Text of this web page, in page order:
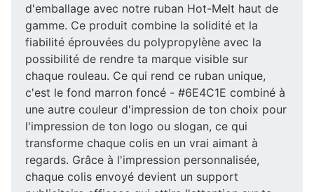
d'emballage avec notre ruban Hot-Melt haut de
gamme. Ce produit combine la solidité et la
fiabilité éprouvées du polypropylène avec la
possibilité de rendre ta marque visible sur
chaque rouleau. Ce qui rend ce ruban unique,
c'est le fond marron foncé - #6E4C1E combiné à
une autre couleur d'impression de ton choix pour
l'impression de ton logo ou slogan, ce qui
transforme chaque colis en un vrai aimant à
regards. Grâce à l'impression personnalisée,
chaque colis envoyé devient un support